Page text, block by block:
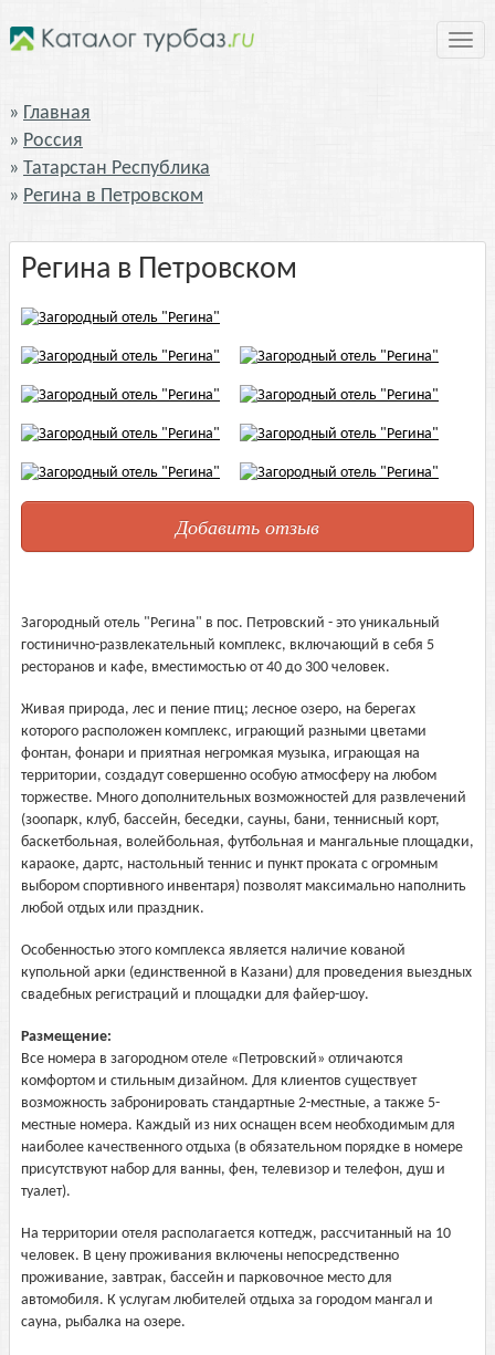
Главная
Россия
Татарстан Республика
Регина в Петровском
Регина в Петровском
Добавить отзыв
Загородный отель "Регина" в пос. Петровский - это уникальный
гостинично-развлекательный комплекс, включающий в себя 5
ресторанов и кафе, вместимостью от 40 до 300 человек.
Живая природа, лес и пение птиц; лесное озеро, на берегах
которого расположен комплекс, играющий разными цветами
фонтан, фонари и приятная негромкая музыка, играющая на
территории, создадут совершенно особую атмосферу на любом
торжестве. Много дополнительных возможностей для развлечений
(зоопарк, клуб, бассейн, беседки, сауны, бани, теннисный корт,
баскетбольная, волейбольная, футбольная и мангальные площадки,
караоке, дартс, настольный теннис и пункт проката с огромным
выбором спортивного инвентаря) позволят максимально наполнить
любой отдых или праздник.
Особенностью этого комплекса является наличие кованой
купольной арки (единственной в Казани) для проведения выездных
свадебных регистраций и площадки для файер-шоу.
Размещение:
Все номера в загородном отеле «Петровский» отличаются
комфортом и стильным дизайном. Для клиентов существует
возможность забронировать стандартные 2-местные, а также 5-
местные номера. Каждый из них оснащен всем необходимым для
наиболее качественного отдыха (в обязательном порядке в номере
присутствуют набор для ванны, фен, телевизор и телефон, душ и
туалет).
На территории отеля располагается коттедж, рассчитанный на 10
человек. В цену проживания включены непосредственно
проживание, завтрак, бассейн и парковочное место для
автомобиля. К услугам любителей отдыха за городом мангал и
сауна, рыбалка на озере.